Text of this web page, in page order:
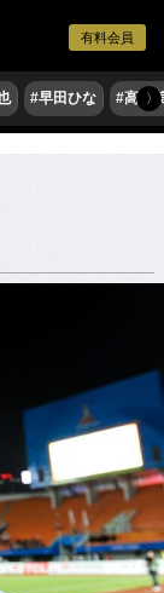
有料会員
#早田ひな #高木
〉